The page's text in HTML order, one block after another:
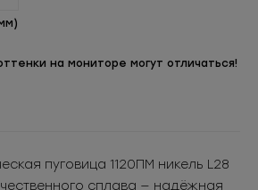
на мониторе могут отличаться!
пуговица 1120ПМ никель L28
сплава — надёжная